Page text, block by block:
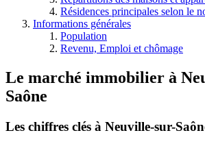
Résidences principales selon le
Informations générales
Population
Revenu, Emploi et chômage
Le marché immobilier à
Saône
Les chiffres clés à Neuville-sur-